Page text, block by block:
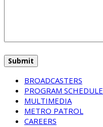
BROADCASTERS
PROGRAM SCHEDULE
MULTIMEDIA
METRO PATROL
CAREERS